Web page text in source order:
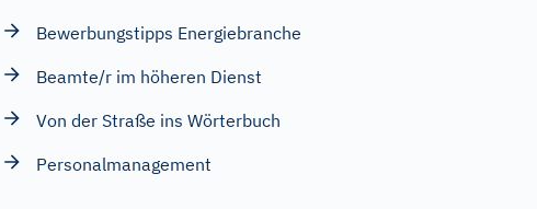
Bewerbungstipps Energiebranche
Beamte/r im höheren Dienst
Von der Straße ins Wörterbuch
Personalmanagement